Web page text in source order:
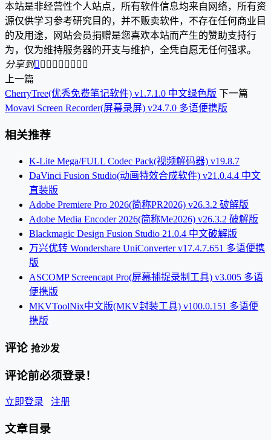
本站是非经营性个人站点，所有软件信息均来自网络，所有资
源仅供学习参考研究目的，并不贩卖软件，不存在任何商业目
的及用途，网站会员捐赠是您喜欢本站而产生的赞助支持行
为，仅为维持服务器的开支与维护，全凭自愿无任何强求。
分享到        
上一篇
CherryTree(优秀免费笔记软件) v1.7.1.0 中文绿色版 下一篇
Movavi Screen Recorder(屏幕录屏) v24.7.0 多语便携版
相关推荐
K-Lite Mega/FULL Codec Pack(视频解码器) v19.8.7
DaVinci Fusion Studio(动画特效合成软件) v21.0.4.4 中文
直装版
Adobe Premiere Pro 2026(简称PR2026) v26.3.2 破解版
Adobe Media Encoder 2026(简称Me2026) v26.3.2 破解版
Blackmagic Design Fusion Studio 21.0.4 中文破解版
万兴优转 Wondershare UniConverter v17.4.7.651 多语便携
版
ASCOMP Screencapt Pro(屏幕捕捉录制工具) v3.005 多语
便携版
MKVToolNix中文版(MKV封装工具) v100.0.151 多语便
携版
评论 抢沙发
评论前必须登录！
立即登录 注册
文章目录